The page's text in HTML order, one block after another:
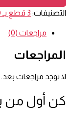
التصنيفات: 3 قطع بـ 10 دنانير
مراجعات (0)
المراجعات
لا توجد مراجعات بعد.
كن أول من